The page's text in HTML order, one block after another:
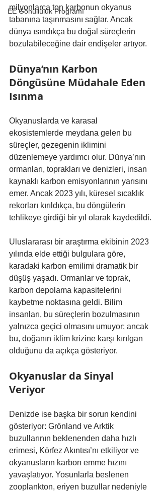
EE Gönüllülük Programı
milyonlarca ton karbonun okyanus
tabanına taşınmasını sağlar. Ancak
dünya ısındıkça bu doğal süreçlerin
bozulabileceğine dair endişeler artıyor.
Dünya’nın Karbon
Döngüsüne Müdahale Eden
Isınma
Okyanuslarda ve karasal
ekosistemlerde meydana gelen bu
süreçler, gezegenin iklimini
düzenlemeye yardımcı olur. Dünya’nın
ormanları, toprakları ve denizleri, insan
kaynaklı karbon emisyonlarının yarısını
emer. Ancak 2023 yılı, küresel sıcaklık
rekorları kırıldıkça, bu döngülerin
tehlikeye girdiği bir yıl olarak kaydedildi.
Uluslararası bir araştırma ekibinin 2023
yılında elde ettiği bulgulara göre,
karadaki karbon emilimi dramatik bir
düşüş yaşadı. Ormanlar ve toprak,
karbon depolama kapasitelerini
kaybetme noktasına geldi. Bilim
insanları, bu süreçlerin bozulmasının
yalnızca geçici olmasını umuyor; ancak
bu, doğanın iklim krizine karşı kırılgan
olduğunu da açıkça gösteriyor.
Okyanuslar da Sinyal
Veriyor
Denizde ise başka bir sorun kendini
gösteriyor: Grönland ve Arktik
buzullarının beklenenden daha hızlı
erimesi, Körfez Akıntısı’nı etkiliyor ve
okyanusların karbon emme hızını
yavaşlatıyor. Yosunlarla beslenen
zooplankton, eriyen buzullar nedeniyle